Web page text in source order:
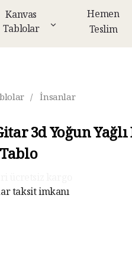
Kanvas
Tablolar
Hemen
Teslim
/ İnsanlar
3d Yoğun Yağlı
taksit imkanı